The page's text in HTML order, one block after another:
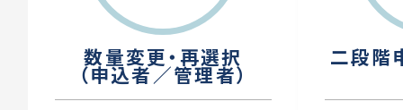
数量変更・再選択
（申込者／管理者）
二段階